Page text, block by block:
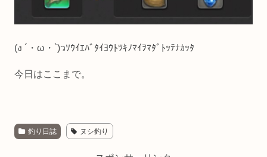
(ง ´・ω・`)วｿｳｲｴﾊﾞﾀｲﾖｳﾄﾂｷﾉﾏｲｦﾏﾀﾞﾄｯﾃﾅｶｯﾀ
今日はここまで。
釣り日誌 ヌシ釣り